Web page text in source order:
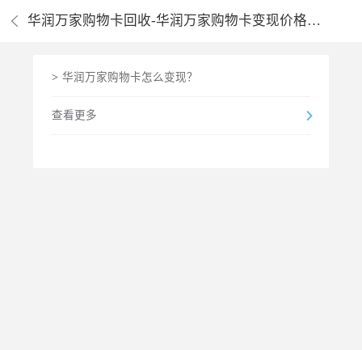
华润万家购物卡回收-华润万家购物卡变现价格列表
> 华润万家购物卡怎么变现？
查看更多